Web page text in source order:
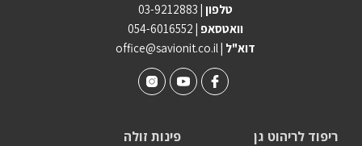
טלפון | 03-9212883
וואטסאפ | 054-6016552
office@savionit.co.il | דוא"ל
פינות זולה
ריפוד לריהוט גן